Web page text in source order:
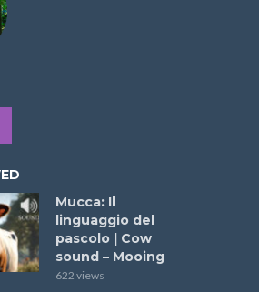
Mucca: Il
linguaggio del
pascolo | Cow
sound – Mooing
622 views